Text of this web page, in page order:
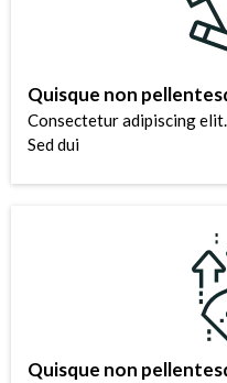
Quisque non
Consectetur adipiscing
Sed dui
Quisque non